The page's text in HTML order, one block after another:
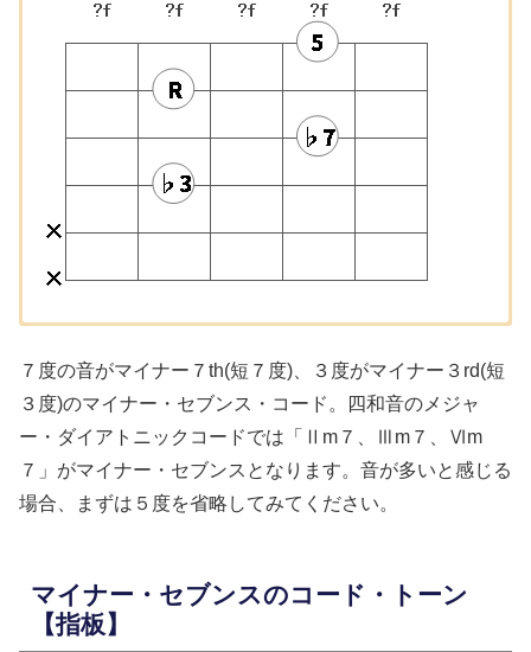
基本となる型、なし。
７度の音がマイナー７th(短７度)、３度がマイナー３rd(短
３度)のマイナー・セブンス・コード。四和音のメジャ
ー・ダイアトニックコードでは「Ⅱm７、Ⅲm７、Ⅵm
７」がマイナー・セブンスとなります。音が多いと感じる
場合、まずは５度を省略してみてください。
マイナー・セブンスのコード・トーン
【指板】